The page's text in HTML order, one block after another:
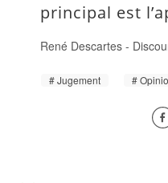
principal est
René Descartes -
Jugement